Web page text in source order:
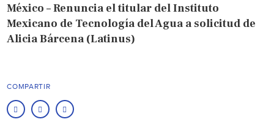
México – Renuncia el titular del Instituto
Mexicano de Tecnología del Agua a solicitud de
Alicia Bárcena (Latinus)
COMPARTIR